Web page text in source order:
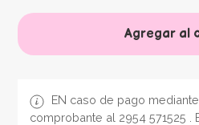
Agregar al
EN caso de pago
comprobante al 2954 571525 .